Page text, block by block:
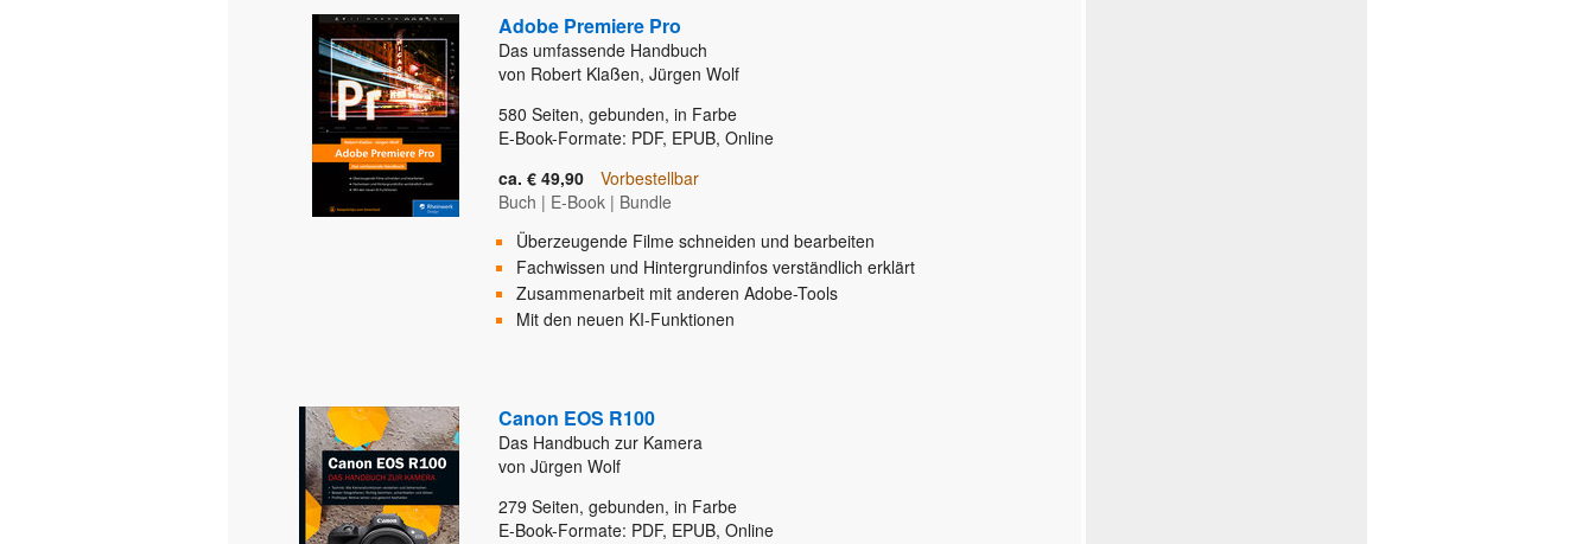
Adobe Premiere Pro
Das umfassende Handbuch
von Robert Klaßen, Jürgen Wolf
580 Seiten, gebunden, in Farbe
E-Book-Formate: PDF, EPUB, Online
ca. € 49,90
Vorbestellbar
Buch | E-Book | Bundle
Überzeugende Filme schneiden und bearbeiten
Fachwissen und Hintergrundinfos verständlich erklärt
Zusammenarbeit mit anderen Adobe-Tools
Mit den neuen KI-Funktionen
Canon EOS R100
Das Handbuch zur Kamera
von Jürgen Wolf
279 Seiten, gebunden, in Farbe
E-Book-Formate: PDF, EPUB, Online